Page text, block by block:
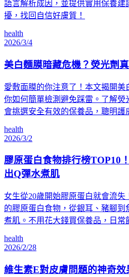
語言解析成因，並提供實用保養建
擾，找回自信好膚質！
health
2026/3/4
美白麵膜暗藏危機？熒光劑
愛敷面膜的你注意了！本文揭開
你如何簡單檢測避免踩雷。了解
會挑選安全有效的保養品，聰明護
health
2026/3/2
膠原蛋白食物排行榜TOP10
出Q彈水煮肌
女生從20歲開始膠原蛋白就會流
的膠原蛋白食物，從銀耳、豬腳到
煮肌。不用花大錢買保養品，日常
health
2026/2/28
維生素E對皮膚問題的神奇